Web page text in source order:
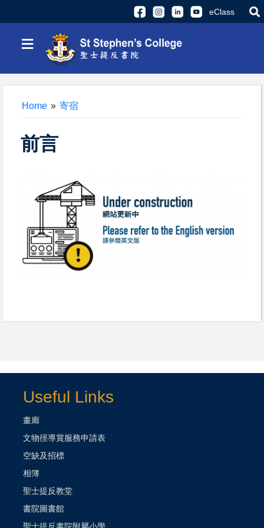
eClass
≡
Home » 寄宿
前言
Useful Links
畫廊
文物徑導賞服務申請表
空缺及招標
相簿
聖士提反教堂
書院圖書館
聖士提反書院附屬小學